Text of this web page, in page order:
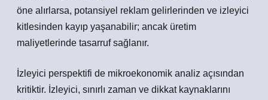
öne alırlarsa, potansiyel reklam gelirlerinden ve izleyici
kitlesinden kayıp yaşanabilir; ancak üretim
maliyetlerinde tasarruf sağlanır.
İzleyici perspektifi de mikroekonomik analiz açısından
kritiktir. İzleyici, sınırlı zaman ve dikkat kaynaklarını